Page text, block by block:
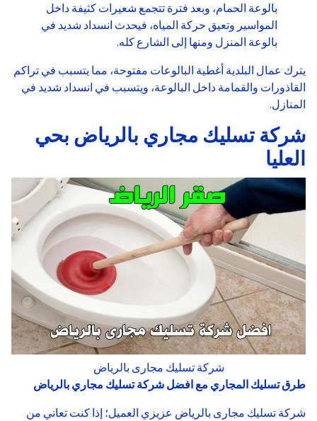
بالوعة الحمام، وبعد فترة تتجمع شعيرات كثيفة داخل
المواسير وتعيق حركة المياه، فيحدث انسداد شديد في
بالوعة المنزل ومنها إلى الشارع كله.
يترك عمال البلدية أغطية البالوعات مفتوحة، مما يتسبب في تراكم
القاذورات والقمامة داخل البالوعة، ويتسبب في انسداد شديد في
المنازل.
شركة تسليك مجاري بالرياض بحي
العليا
شركة تسليك مجارى بالرياض
طرق تسليك المجاري مع افضل شركة تسليك مجاري بالرياض
شركة تسليك مجارى بالرياض عزيزي العميل؛ إذا كنت تعاني من